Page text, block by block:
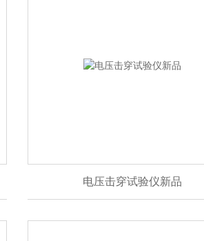
电压击穿试验仪新品